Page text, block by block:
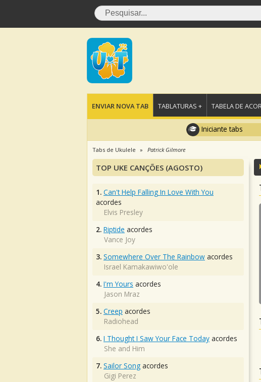
ENVIAR NOVA TAB TABLATURAS + TABELA DE
Iniciante tabs
Tabs de Ukulele Patrick Gilmore
TOP UKE CANÇÕES (AGOSTO)
1. Can't Help Falling In Love With You
acordes
Elvis Presley
2. Riptide acordes
Vance Joy
3. Somewhere Over The Rainbow acordes
Israel Kamakawiwo'ole
4. I'm Yours acordes
Jason Mraz
5. Creep acordes
Radiohead
6. I Thought I Saw Your Face Today acordes
She and Him
7. Sailor Song acordes
Gigi Perez